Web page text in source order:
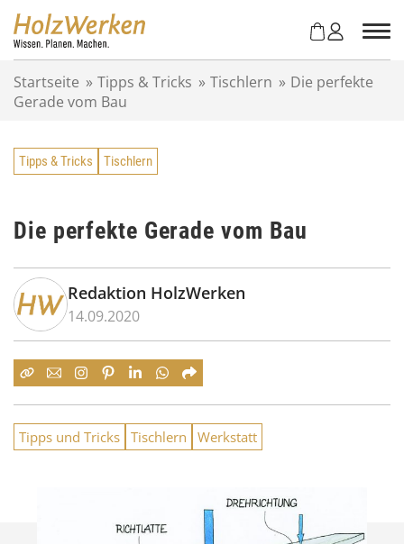
Startseite » Tipps & Tricks » Tischlern » Die perfekte
Gerade vom Bau
Tipps & Tricks Tischlern
Die perfekte Gerade vom Bau
Redaktion HolzWerken
14.09.2020
Tipps und Tricks Tischlern Werkstatt